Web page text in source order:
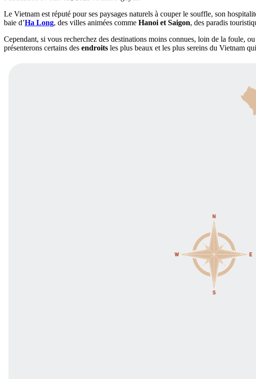
Le Vietnam est réputé pour ses paysages naturels à couper le souffle, son
baie d’Ha Long, des villes animées comme Hanoi et Saigon, des paradis
Cependant, si vous recherchez des destinations moins connues, loin de la foule,
présenterons certains des endroits les plus beaux et les plus sereins du Vietnam